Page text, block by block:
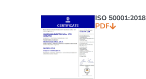
ISO 50001:2018
PDF